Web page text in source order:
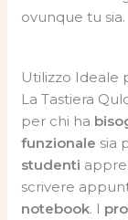
ovunque tu sia.
Utilizzo Ideale
La Tastiera
per chi ha
funzionale sia
studenti
scrivere
notebook. I